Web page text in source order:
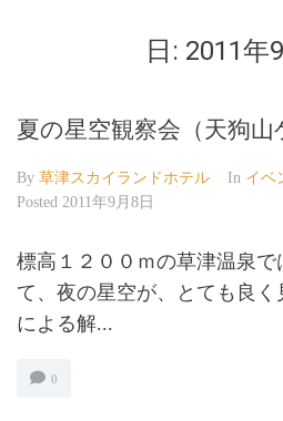
日: 2011年
夏の星空観察会（天狗山
By 草津スカイランドホテル In イベ
Posted 2011年9月8日
標高１２００ｍの草津温泉
て、夜の星空が、とても良
による解...
0